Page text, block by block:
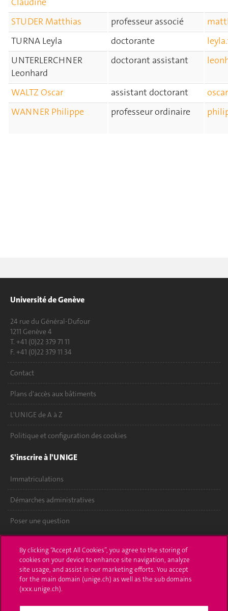
STUDER Matthias professeur associé
TURNA Leyla
doctorante
UNTERLERCHNER
Leonhard
doctorant assistant
WALTZ Oscar assistant doctorant
WANNER Philippe
professeur ordinaire
Université de Genève
24 rue du Général-Dufour
1211 Genève 4
T. +41 (0)22 379 71 11
F. +41 (0)22 379 11 34
Contact
Plans d'accès aux bâtiments
L'UNIGE de A à Z
Politique et configuration des cookies
S'inscrire à l'UNIGE
Immatriculations
Démarches administratives
Poser une question
UNIGE Mobile
Médias
Offres d'emploi
By clicking “Accept All Cookies”, you agree to the storing of
cookies on your device to enhance site navigation, analyze
site usage, and assist in our marketing efforts. You accept
for the main domain (unige.ch) as well as the sub domains
(xxx.unige.ch).